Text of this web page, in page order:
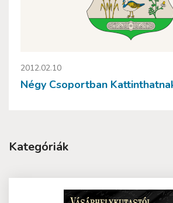
2012.02.10
Négy Csoportban
Kategóriák